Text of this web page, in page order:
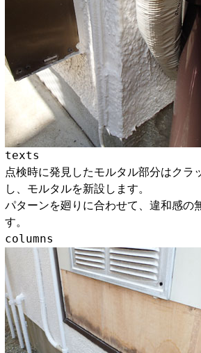
texts
点検時に発見したモルタル部分はクラ
し、モルタルを新設します。
パターンを廻りに合わせて、違和感の
す。
columns